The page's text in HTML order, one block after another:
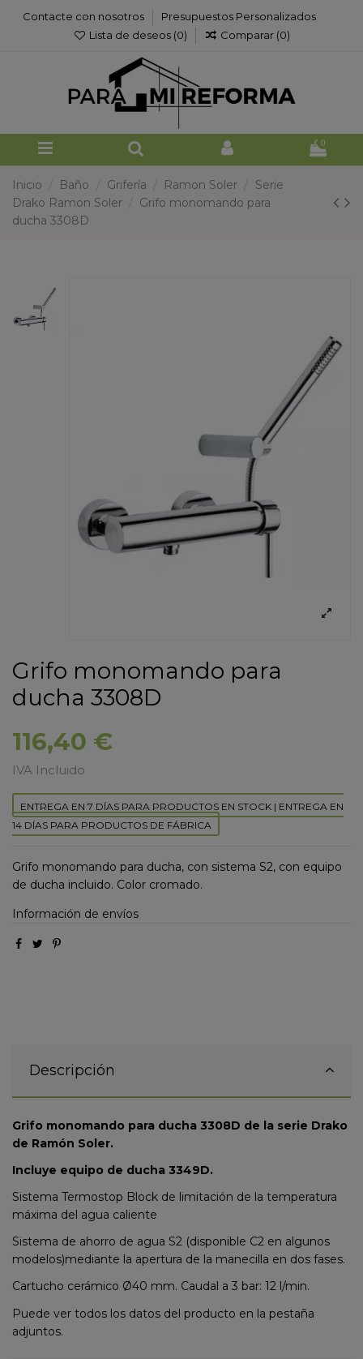
Contacte con nosotros
Presupuestos Personalizados
Lista de deseos (0) Comparar (0)
0
Inicio Baño Grifería Ramon Soler
Serie
Drako Ramon Soler
Grifo monomando para
ducha 3308D
Grifo monomando para
ducha 3308D
116,40 €
IVA Incluido
ENTREGA EN 7 DÍAS PARA PRODUCTOS EN STOCK | ENTREGA EN
14 DÍAS PARA PRODUCTOS DE FÁBRICA
Grifo monomando para ducha, con sistema S2, con equipo
de ducha incluido. Color cromado.
Información de envíos
Descripción
Grifo monomando para ducha 3308D de la serie Drako
de Ramón Soler.
Incluye equipo de ducha 3349D.
Sistema Termostop Block de limitación de la temperatura
máxima del agua caliente
Sistema de ahorro de agua S2 (disponible C2 en algunos
modelos)mediante la apertura de la manecilla en dos fases.
Cartucho cerámico Ø40 mm. Caudal a 3 bar: 12 l/min.
Puede ver todos los datos del producto en la pestaña
adjuntos.